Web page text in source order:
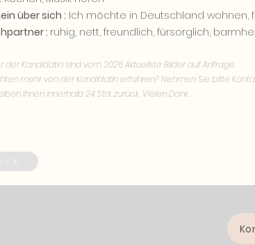
über sich : Ich möchte in Deutschland wohnen,
: ruhig, nett, freundlich, fürsorglich,
der Kandidatin sind vom 2026 Aktuellste Bilder auf Anfrage.
mehr von der Kandidatin erfahren? Nehmen Sie bitte
Ihnen innerhalb 24 Std. zurück. Vielen Dank.